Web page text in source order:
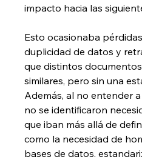
impacto hacia las
Esto ocasionaba
duplicidad de datos y
que distintos
similares, pero sin una
Además, al no entender
no se identificaron
que iban más allá de
como la necesidad de
bases de datos,